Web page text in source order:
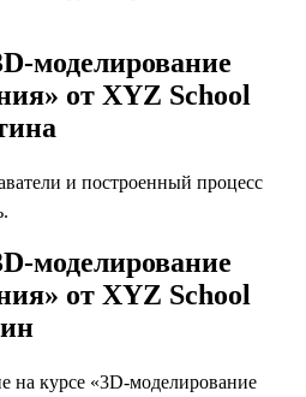
моделирование
от XYZ School
и построенный процесс
моделирование
от XYZ School
на курсе «3D-моделирование